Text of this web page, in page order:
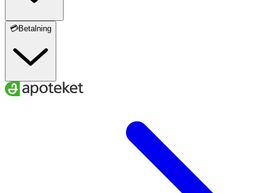
💳Betalning